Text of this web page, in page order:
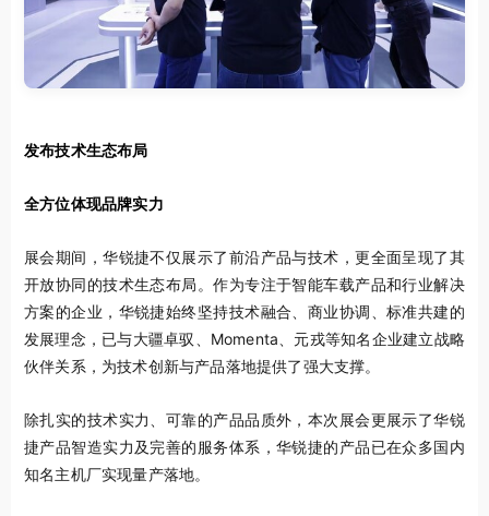
发布技术生态布局
全方位体现品牌实力
展会期间，华锐捷不仅展示了前沿产品与技术，更全面呈现了其
开放协同的技术生态布局。作为专注于智能车载产品和行业解决
方案的企业，华锐捷始终坚持技术融合、商业协调、标准共建的
发展理念，已与大疆卓驭、Momenta、元戎等知名企业建立战略
伙伴关系，为技术创新与产品落地提供了强大支撑。
除扎实的技术实力、可靠的产品品质外，本次展会更展示了华锐
捷产品智造实力及完善的服务体系，华锐捷的产品已在众多国内
知名主机厂实现量产落地。